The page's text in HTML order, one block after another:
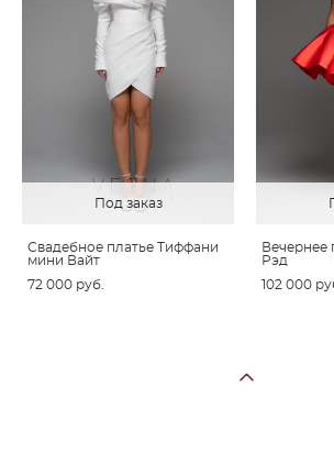
Под заказ
Свадебное платье Тиффани
мини Вайт
72 000 pуб.
Вечернее
Рэд
102 000